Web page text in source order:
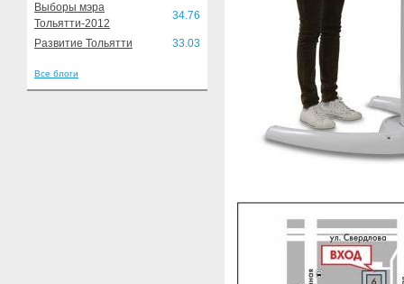
Выборы мэра
Тольятти-2012
34.76
Развитие Тольятти 33.03
Все блоги